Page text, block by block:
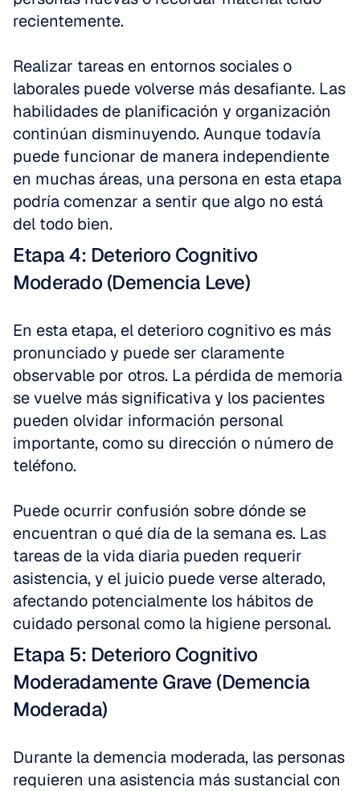
recientemente.
Realizar tareas en entornos sociales o
laborales puede volverse más desafiante. Las
habilidades de planificación y organización
continúan disminuyendo. Aunque todavía
puede funcionar de manera independiente
en muchas áreas, una persona en esta etapa
podría comenzar a sentir que algo no está
del todo bien.
Etapa 4: Deterioro Cognitivo
Moderado (Demencia Leve)
En esta etapa, el deterioro cognitivo es más
pronunciado y puede ser claramente
observable por otros. La pérdida de memoria
se vuelve más significativa y los pacientes
pueden olvidar información personal
importante, como su dirección o número de
teléfono.
Puede ocurrir confusión sobre dónde se
encuentran o qué día de la semana es. Las
tareas de la vida diaria pueden requerir
asistencia, y el juicio puede verse alterado,
afectando potencialmente los hábitos de
cuidado personal como la higiene personal.
Etapa 5: Deterioro Cognitivo
Moderadamente Grave (Demencia
Moderada)
Durante la demencia moderada, las personas
requieren una asistencia más sustancial con